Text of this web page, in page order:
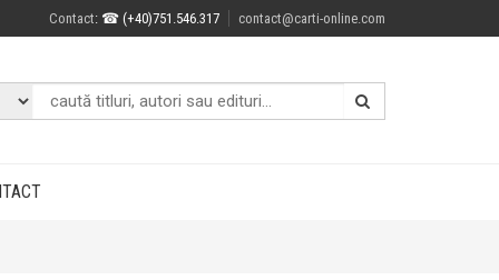
Contact: ☎ (+40)751.546.317 contact@carti-online.com